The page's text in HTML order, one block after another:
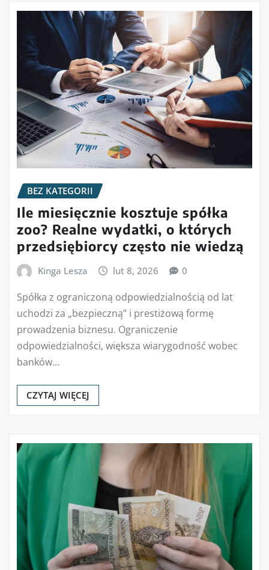
BEZ KATEGORII
Ile miesięcznie kosztuje spółka
zoo? Realne wydatki, o których
przedsiębiorcy często nie wiedzą
Kinga Lesza lut 8, 2026 0
Spółka z ograniczoną odpowiedzialnością od lat
uchodzi za „bezpieczną” i prestiżową formę
prowadzenia biznesu. Ograniczenie
odpowiedzialności, większa wiarygodność wobec
banków…
CZYTAJ WIĘCEJ